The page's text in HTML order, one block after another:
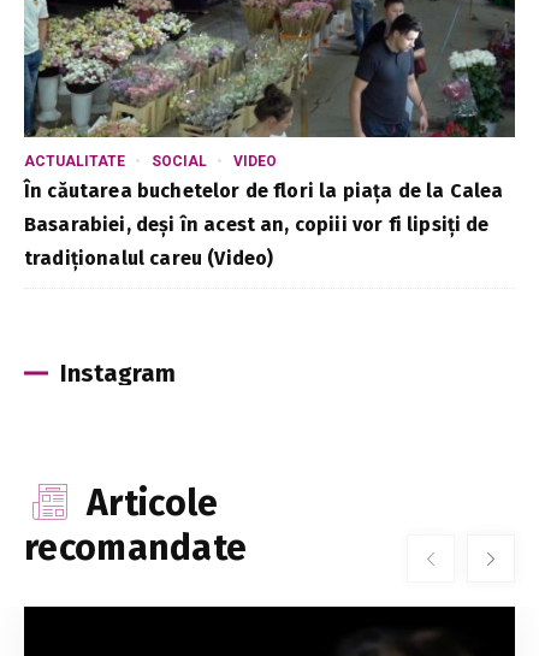
ACTUALITATE SOCIAL VIDEO
În căutarea buchetelor de flori la piața de la Calea
Basarabiei, deși în acest an, copiii vor fi lipsiți de
tradiționalul careu (Video)
Instagram
Articole
recomandate